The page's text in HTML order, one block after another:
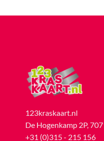
123kraskaart.nl
De Hogenkamp 2P,
+31 (0)315 - 215 156